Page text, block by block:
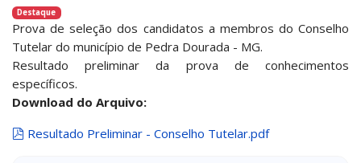
Destaque
Prova de seleção dos candidatos a membros do Conselho
Tutelar do município de Pedra Dourada - MG.
Resultado preliminar da prova de conhecimentos
específicos.
Download do Arquivo:
pdf
Resultado Preliminar - Conselho Tutelar.pdf